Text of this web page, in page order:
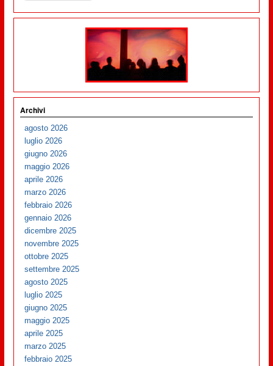
Archivi
agosto 2026
luglio 2026
giugno 2026
maggio 2026
aprile 2026
marzo 2026
febbraio 2026
gennaio 2026
dicembre 2025
novembre 2025
ottobre 2025
settembre 2025
agosto 2025
luglio 2025
giugno 2025
maggio 2025
aprile 2025
marzo 2025
febbraio 2025